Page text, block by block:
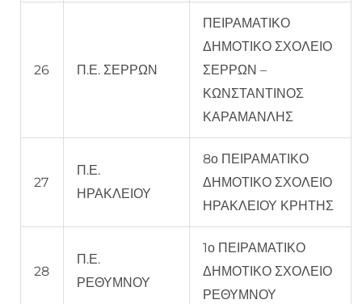
26 Π.Ε. ΣΕΡΡΩΝ
ΠΕΙΡΑΜΑΤΙΚΟ
ΔΗΜΟΤΙΚΟ ΣΧΟΛΕΙΟ
ΣΕΡΡΩΝ –
ΚΩΝΣΤΑΝΤΙΝΟΣ
ΚΑΡΑΜΑΝΛΗΣ
27
Π.Ε.
ΗΡΑΚΛΕΙΟΥ
8ο ΠΕΙΡΑΜΑΤΙΚΟ
ΔΗΜΟΤΙΚΟ ΣΧΟΛΕΙΟ
ΗΡΑΚΛΕΙΟΥ ΚΡΗΤΗΣ
28
Π.Ε.
ΡΕΘΥΜΝΟΥ
1ο ΠΕΙΡΑΜΑΤΙΚΟ
ΔΗΜΟΤΙΚΟ ΣΧΟΛΕΙΟ
ΡΕΘΥΜΝΟΥ